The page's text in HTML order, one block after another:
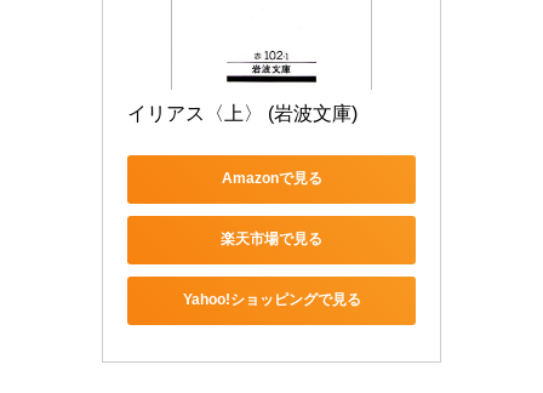
イリアス〈上〉 (岩波文庫)
Amazonで見る
楽天市場で見る
Yahoo!ショッピングで見る